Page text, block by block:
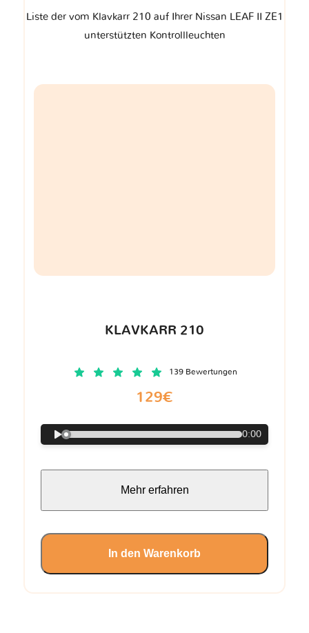
Liste der vom Klavkarr 210 auf Ihrer Nissan LEAF II ZE1
unterstützten Kontrollleuchten
KLAVKARR 210
139 Bewertungen
129€
0:00
Mehr erfahren
In den Warenkorb